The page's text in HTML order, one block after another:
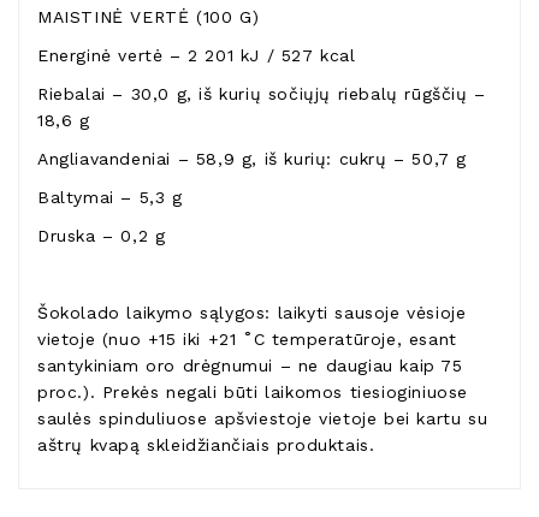
MAISTINĖ VERTĖ (100 G)
Energinė vertė – 2 201 kJ / 527 kcal
Riebalai – 30,0 g, iš kurių sočiųjų riebalų rūgščių –
18,6 g
Angliavandeniai – 58,9 g, iš kurių: cukrų – 50,7 g
Baltymai – 5,3 g
Druska – 0,2 g
Šokolado laikymo sąlygos: laikyti sausoje vėsioje
vietoje (nuo +15 iki +21 ˚C temperatūroje, esant
santykiniam oro drėgnumui – ne daugiau kaip 75
proc.). Prekės negali būti laikomos tiesioginiuose
saulės spinduliuose apšviestoje vietoje bei kartu su
aštrų kvapą skleidžiančiais produktais.